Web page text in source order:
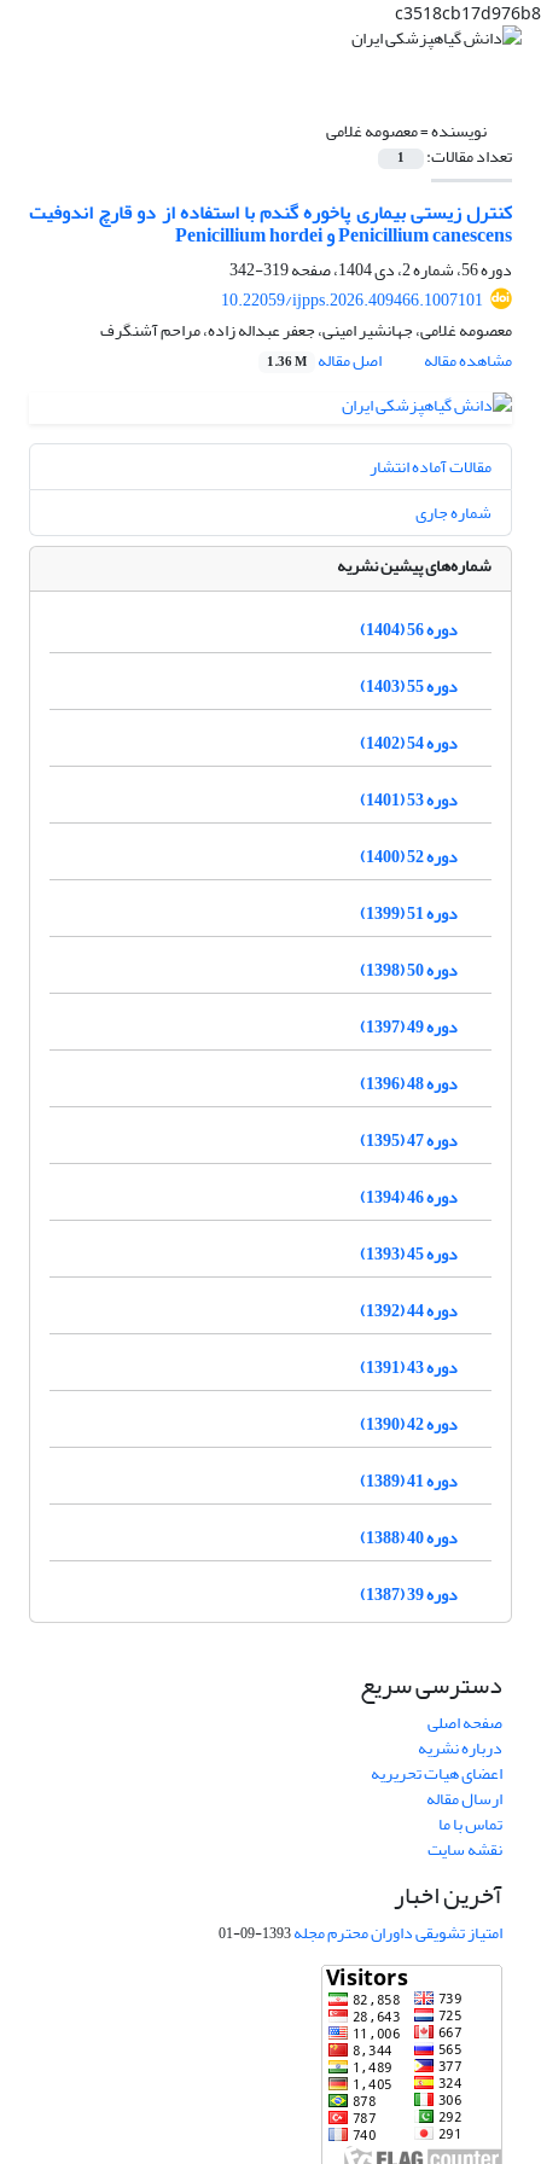
c3518cb17d976b8
نویسنده =معصومه غلامی
تعداد مقالات: 1
کنترل زیستی بیماری پاخوره گندم با استفاده از دو قارچ اندوفیت
Penicillium canescens و Penicillium hordei
دوره 56، شماره 2، دی 1404، صفحه
319-342
10.22059/ijpps.2026.409466.1007101
معصومه غلامی، جهانشیر امینی، جعفر عبداله زاده، مراحم آشنگرف
مشاهده مقاله
اصل مقاله 1.36 M
مقالات آماده انتشار
شماره جاری
شماره‌های پیشین نشریه
دوره 56 (1404)
دوره 55 (1403)
دوره 54 (1402)
دوره 53 (1401)
دوره 52 (1400)
دوره 51 (1399)
دوره 50 (1398)
دوره 49 (1397)
دوره 48 (1396)
دوره 47 (1395)
دوره 46 (1394)
دوره 45 (1393)
دوره 44 (1392)
دوره 43 (1391)
دوره 42 (1390)
دوره 41 (1389)
دوره 40 (1388)
دوره 39 (1387)
دسترسی سریع
صفحه اصلی
درباره نشریه
اعضای هیات تحریریه
ارسال مقاله
تماس با ما
نقشه سایت
آخرین اخبار
امتیاز تشویقی داوران محترم مجله1393-09-01